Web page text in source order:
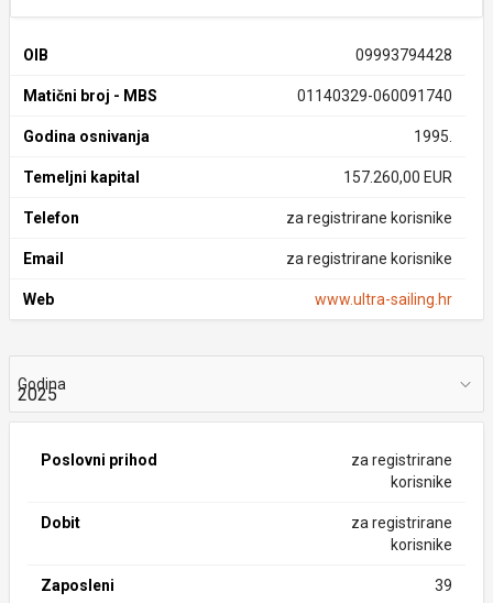
OIB 09993794428
Matični broj - MBS 01140329-060091740
Godina osnivanja 1995.
Temeljni kapital 157.260,00 EUR
Telefon za registrirane korisnike
Email za registrirane korisnike
Web www.ultra-sailing.hr
Godina
Poslovni prihod
za registrirane
korisnike
Dobit
za registrirane
korisnike
Zaposleni 39